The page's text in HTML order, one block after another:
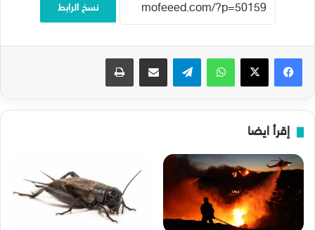
نسخ الرابط
فيسبوك‫X واتساب تيلقرام مشاركة عبر البريد طباعة
إقرأ ايضا